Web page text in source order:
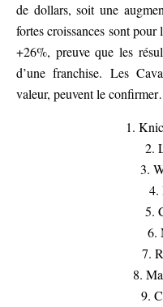
de dollars, soit une
fortes croissances sont
+26%, preuve que les
d’une franchise. Les
valeur, peuvent le
1.
2.
3.
4.
5.
6.
7.
8.
9.